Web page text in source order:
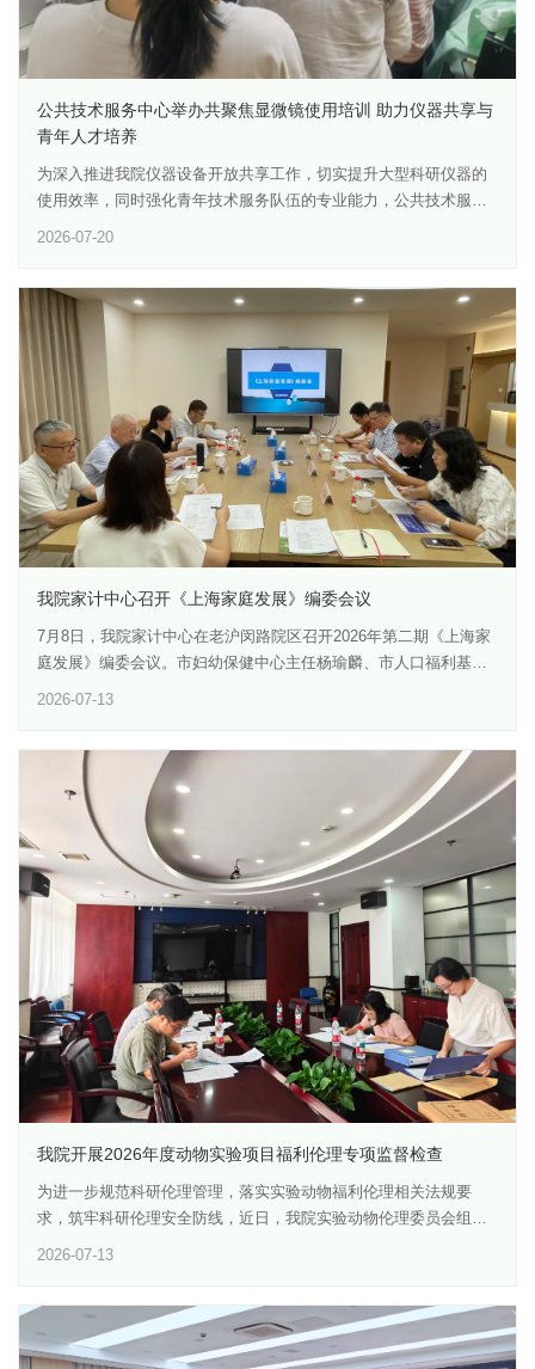
促进上科院系统单位协同发展。会后，专家与项目组成员共同参观
我院生物制造平台实验设施。
公共技术服务中心举办共聚焦显微镜使用培训 助力仪器共享与
青年人才培养
为深入推进我院仪器设备开放共享工作，切实提升大型科研仪器的
使用效率，同时强化青年技术服务队伍的专业能力，公共技术服务
式，取得了良好反响。顾文文副研究员围绕尼康A1激光共聚焦显微
镜的基本操作展开系统讲解，内容涵盖设备开关机规范流程、NIS-
Elements操作软件的基础功能与界面使用，并重点演示了样本扫
描、数据导出等关键实验环节。在随后的上机实操环节中，参训学
员逐一进行每人10分钟的实际上机操作，顾老师现场指导答疑，帮
助青年学员快速掌握仪器操作要点，纠正常见操作误区。此次培训
不仅有效提升了院内科研人员对共聚焦显微镜的自主操作能力，也
进一步锻炼了青年科研人员的业务实操水平，为今后高效支撑科研
课题、减少机时浪费奠定了基础。今后将持续开展此类精准化、小
班化的技术培训，不断优化仪器共享管理机制，切实服务我院科技
创新与高质量发展。
2026-07-20
我院家计中心召开《上海家庭发展》编委会议
7月8日，我院家计中心在老沪闵路院区召开2026年第二期《上海家
庭发展》编委会议。市妇幼保健中心主任杨瑜麟、市人口福利基金
集和编排进展等阶段性工作进展。与会编委会成员围绕“特别策
划”“本期专题”等栏目，就题材甄选、标题打磨、内容优化等，进行
了细致讨论。编委们指出，稿件标题需严格贴合文章核心内容，兼
顾用词严谨性和逻辑规范性，杜绝片面追求话题热度和趣味性的创
作倾向。同时，建议聚焦生育支持核心主题，邀请相关职能部门撰
写政策解读类稿件。针对杂志下一期约稿方向，与会编委提出专项
指导建议，可围绕避孕节育与生育力保护的关联研究、生育文化对
生育行为的影响等重点方向，邀请有关部门或业内专家撰稿，持续
提升期刊的专业性、实用性与传播力度。
2026-07-13
我院开展2026年度动物实验项目福利伦理专项监督检查
为进一步规范科研伦理管理，落实实验动物福利伦理相关法规要
求，筑牢科研伦理安全防线，近日，我院实验动物伦理委员会组成
料核查，本次检查涵盖项目全过程伦理合规情况，重点核查各项目
的动物采购使用台账、实验记录、动物福利伦理措施落实等档案材
2026-07-13